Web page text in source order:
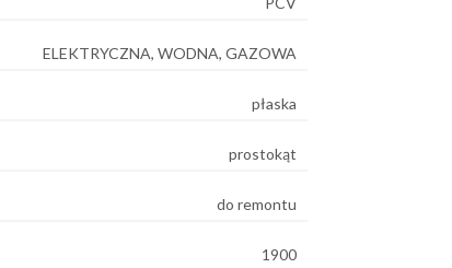
ELEKTRYCZNA, WODNA, GAZOWA
płaska
prostokąt
do remontu
1900